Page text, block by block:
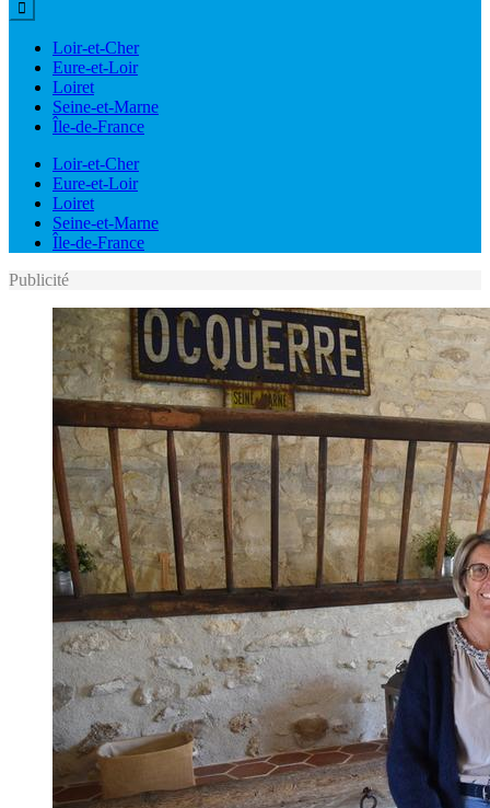
Loir-et-Cher
Eure-et-Loir
Loiret
Seine-et-Marne
Île-de-France
Loir-et-Cher
Eure-et-Loir
Loiret
Seine-et-Marne
Île-de-France
Publicité